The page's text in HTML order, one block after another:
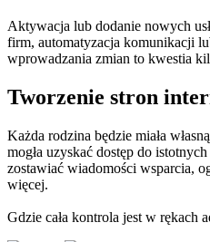
Aktywacja lub dodanie nowych
firm, automatyzacja komunikacji
wprowadzania zmian to kwestia
Tworzenie stron
Każda rodzina będzie miała
mogła uzyskać dostęp do
zostawiać wiadomości wsparcia,
więcej.
Gdzie cała kontrola jest w rękach